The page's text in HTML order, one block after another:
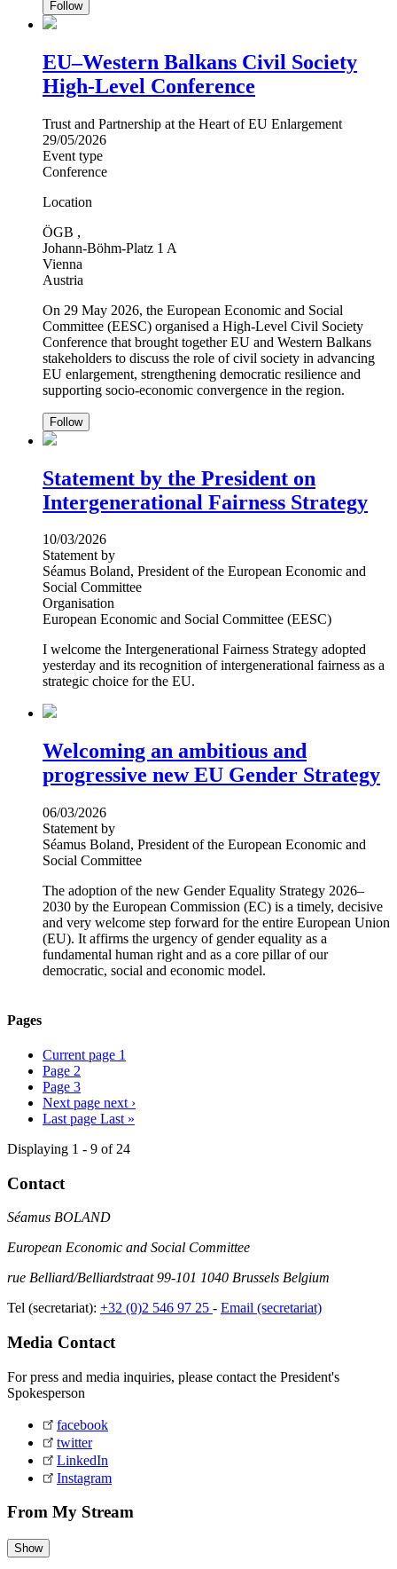
Follow
EU–Western Balkans Civil Society
High‑Level Conference
Trust and Partnership at the Heart of EU Enlargement
29/05/2026
Event type
Conference
Location
ÖGB ,
Johann-Böhm-Platz 1 A
Vienna
Austria
On 29 May 2026, the European Economic and Social
Committee (EESC) organised a High‑Level Civil Society
Conference that brought together EU and Western Balkans
stakeholders to discuss the role of civil society in advancing
EU enlargement, strengthening democratic resilience and
supporting socio‑economic convergence in the region.
Follow
Statement by the President on
Intergenerational Fairness Strategy
10/03/2026
Statement by
Séamus Boland, President of the European Economic and
Social Committee
Organisation
European Economic and Social Committee (EESC)
I welcome the Intergenerational Fairness Strategy adopted
yesterday and its recognition of intergenerational fairness as a
strategic choice for the EU.
Welcoming an ambitious and
progressive new EU Gender Strategy
06/03/2026
Statement by
Séamus Boland, President of the European Economic and
Social Committee
The adoption of the new Gender Equality Strategy 2026–
2030 by the European Commission (EC) is a timely, decisive
and very welcome step forward for the entire European Union
(EU). It affirms the urgency of gender equality as a
fundamental human right and as a core pillar of our
democratic, social and economic model.
Pages
Current page 1
Page 2
Page 3
Next page next ›
Last page Last »
Displaying 1 - 9 of 24
Contact
Séamus BOLAND
European Economic and Social Committee
rue Belliard/Belliardstraat 99-101 1040 Brussels Belgium
Tel (secretariat): +32 (0)2 546 97 25 - Email (secretariat)
Media Contact
For press and media inquiries, please contact the President's
Spokesperson
facebook
twitter
LinkedIn
Instagram
From My Stream
Show